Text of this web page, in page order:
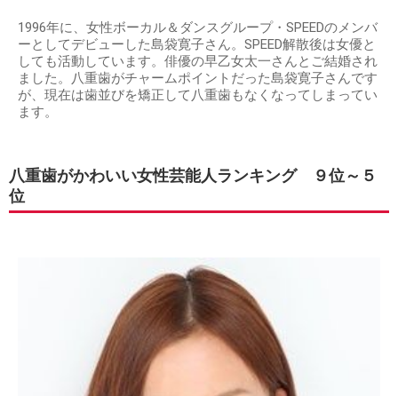
1996年に、女性ボーカル＆ダンスグループ・SPEEDのメンバ
ーとしてデビューした島袋寛子さん。SPEED解散後は女優と
しても活動しています。俳優の早乙女太一さんとご結婚され
ました。八重歯がチャームポイントだった島袋寛子さんです
が、現在は歯並びを矯正して八重歯もなくなってしまってい
ます。
八重歯がかわいい女性芸能人ランキング ９位～５
位